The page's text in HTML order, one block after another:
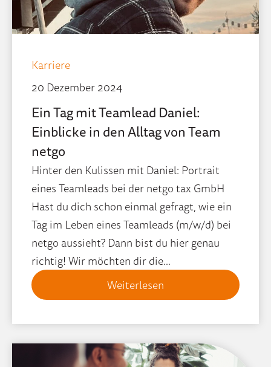
Karriere
20 Dezember 2024
Ein Tag mit Teamlead Daniel:
Einblicke in den Alltag von Team
netgo
Hinter den Kulissen mit Daniel: Portrait
eines Teamleads bei der netgo tax GmbH
Hast du dich schon einmal gefragt, wie ein
Tag im Leben eines Teamleads (m/w/d) bei
netgo aussieht? Dann bist du hier genau
richtig! Wir möchten dir die...
Weiterlesen